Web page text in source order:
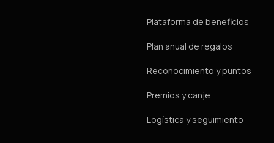
Plataforma de beneficios
Plan anual de regalos
Reconocimiento y puntos
Premios y canje
Logística y seguimiento